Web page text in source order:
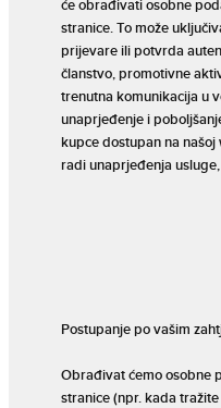
će obrađivati osobne
stranice. To može
prijevare ili potvrda
članstvo, promotivne
trenutna komunikacija u
unaprjeđenje i
kupce dostupan na
radi unaprjeđenja
Postupanje po vašim
Obrađivat ćemo osobne
stranice (npr. kada